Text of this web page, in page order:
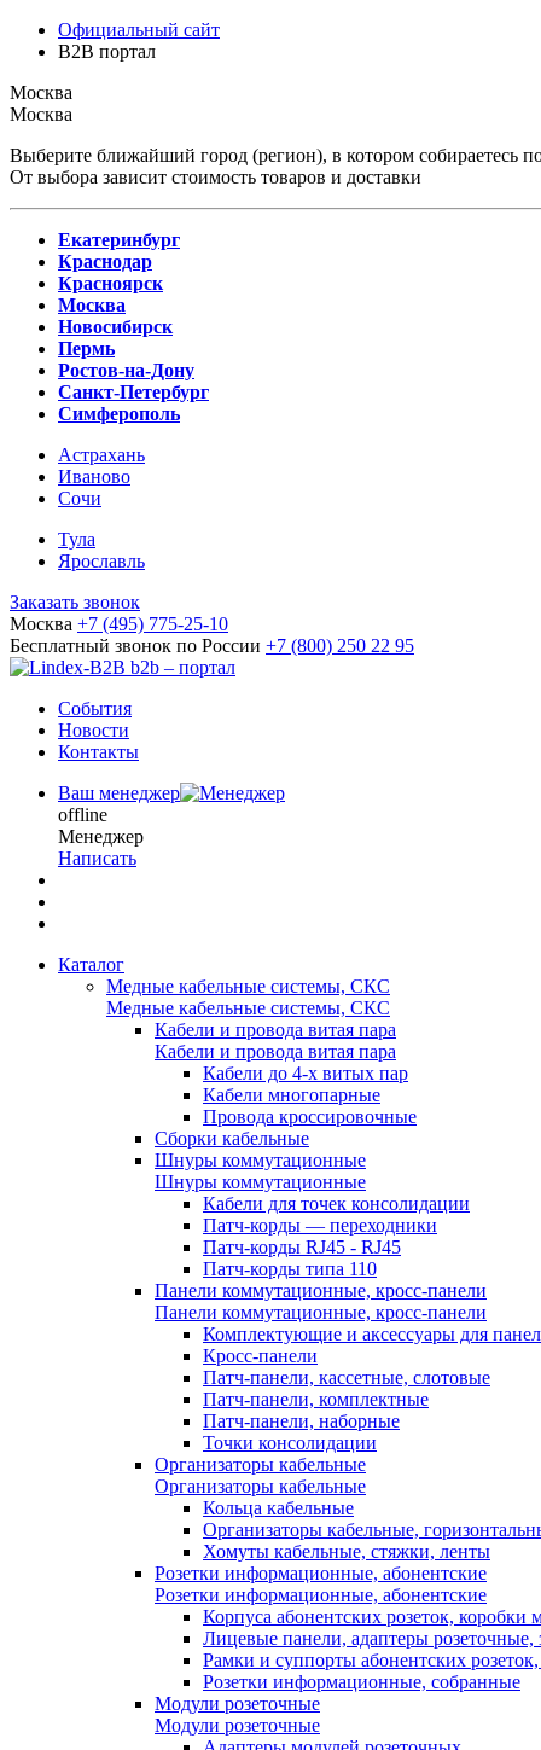
Официальный сайт
B2B портал
Москва
Москва
Выберите ближайший город (регион), в котором собираетесь
От выбора зависит стоимость товаров и доставки
Екатеринбург
Краснодар
Красноярск
Москва
Новосибирск
Пермь
Ростов-на-Дону
Санкт-Петербург
Симферополь
Астрахань
Иваново
Сочи
Тула
Ярославль
Заказать звонок
Москва +7 (495) 775-25-10
Бесплатный звонок по России +7 (800) 250 22 95
b2b – портал
События
Новости
Контакты
Ваш менеджер
offline
Менеджер
Написать
Каталог
Медные кабельные системы, СКС
Медные кабельные системы, СКС
Кабели и провода витая пара
Кабели и провода витая пара
Кабели до 4-х витых пар
Кабели многопарные
Провода кроссировочные
Сборки кабельные
Шнуры коммутационные
Шнуры коммутационные
Кабели для точек консолидации
Патч-корды — переходники
Патч-корды RJ45 - RJ45
Патч-корды типа 110
Панели коммутационные, кросс-панели
Панели коммутационные, кросс-панели
Комплектующие и аксессуары для
Кросс-панели
Патч-панели, кассетные, слотовые
Патч-панели, комплектные
Патч-панели, наборные
Точки консолидации
Организаторы кабельные
Организаторы кабельные
Кольца кабельные
Организаторы кабельные,
Хомуты кабельные, стяжки, ленты
Розетки информационные, абонентские
Розетки информационные, абонентские
Корпуса абонентских розеток, коробки
Лицевые панели, адаптеры розеточные,
Рамки и суппорты абонентских
Розетки информационные, собранные
Модули розеточные
Модули розеточные